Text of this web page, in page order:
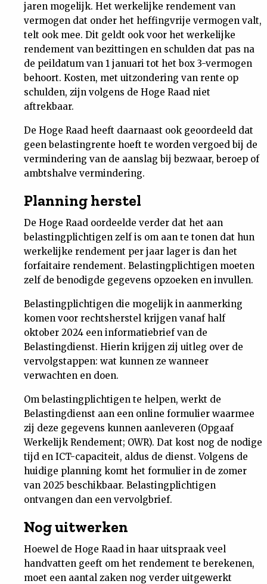
jaren mogelijk. Het werkelijke rendement van
vermogen dat onder het heffingvrije vermogen valt,
telt ook mee. Dit geldt ook voor het werkelijke
rendement van bezittingen en schulden dat pas na
de peildatum van 1 januari tot het box 3-vermogen
behoort. Kosten, met uitzondering van rente op
schulden, zijn volgens de Hoge Raad niet
aftrekbaar.
De Hoge Raad heeft daarnaast ook geoordeeld dat
geen belastingrente hoeft te worden vergoed bij de
vermindering van de aanslag bij bezwaar, beroep of
ambtshalve vermindering.
Planning herstel
De Hoge Raad oordeelde verder dat het aan
belastingplichtigen zelf is om aan te tonen dat hun
werkelijke rendement per jaar lager is dan het
forfaitaire rendement. Belastingplichtigen moeten
zelf de benodigde gegevens opzoeken en invullen.
Belastingplichtigen die mogelijk in aanmerking
komen voor rechtsherstel krijgen vanaf half
oktober 2024 een informatiebrief van de
Belastingdienst. Hierin krijgen zij uitleg over de
vervolgstappen: wat kunnen ze wanneer
verwachten en doen.
Om belastingplichtigen te helpen, werkt de
Belastingdienst aan een online formulier waarmee
zij deze gegevens kunnen aanleveren (Opgaaf
Werkelijk Rendement; OWR). Dat kost nog de nodige
tijd en ICT-capaciteit, aldus de dienst. Volgens de
huidige planning komt het formulier in de zomer
van 2025 beschikbaar. Belastingplichtigen
ontvangen dan een vervolgbrief.
Nog uitwerken
Hoewel de Hoge Raad in haar uitspraak veel
handvatten geeft om het rendement te berekenen,
moet een aantal zaken nog verder uitgewerkt